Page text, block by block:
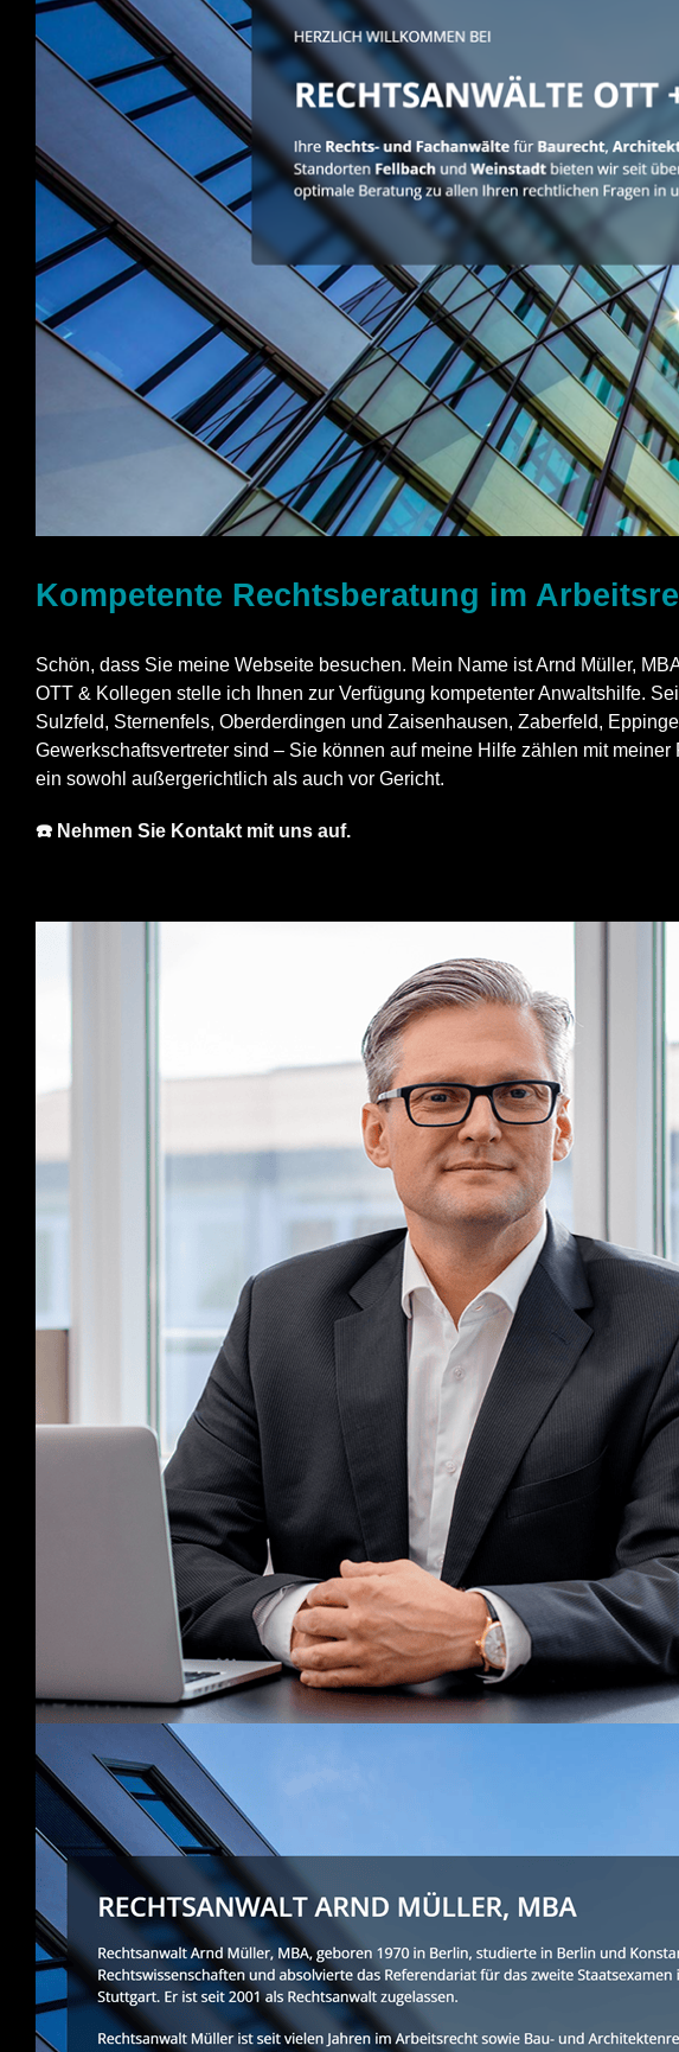
Kompetente Rechtsberatung im
Schön, dass Sie meine Webseite besuchen. Mein Name ist Arnd Müller,
OTT & Kollegen stelle ich Ihnen zur Verfügung kompetenter Anwaltshilfe.
Sulzfeld, Sternenfels, Oberderdingen und Zaisenhausen, Zaberfeld,
Gewerkschaftsvertreter sind – Sie können auf meine Hilfe zählen mit
ein sowohl außergerichtlich als auch vor Gericht.
☎️ Nehmen Sie Kontakt mit uns auf.